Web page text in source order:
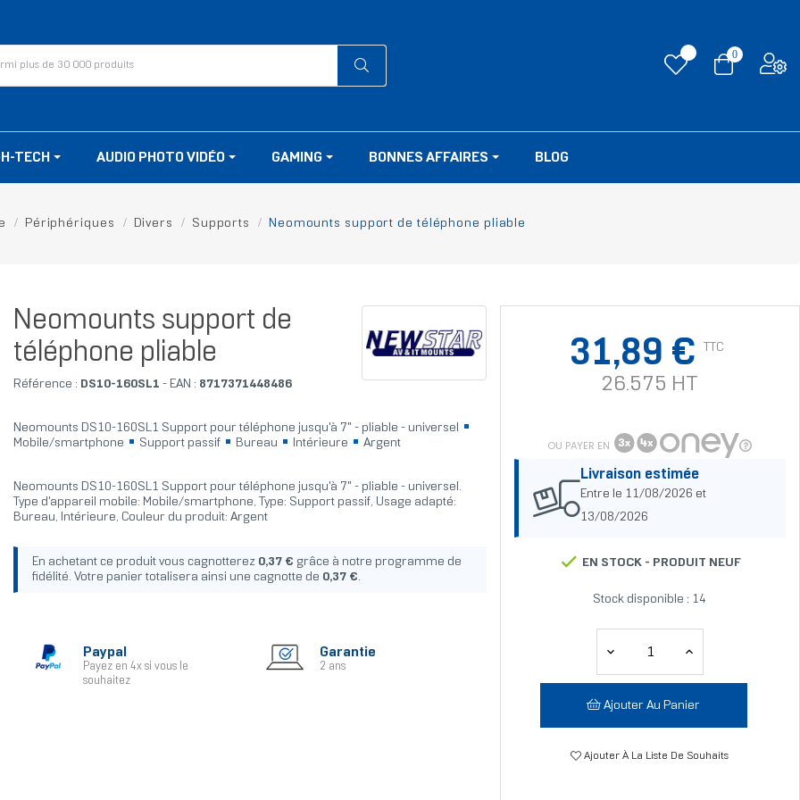
0
TECH AUDIO PHOTO VIDÉO GAMING BONNES AFFAIRES BLOG
Périphériques Divers Supports Neomounts support de téléphone pliable
Neomounts support de
téléphone pliable
Référence : DS10-160SL1 - EAN : 8717371448486
Neomounts DS10-160SL1 Support pour téléphone jusqu'à 7" - pliable - universel
Mobile/smartphone
Support passif Bureau Intérieure Argent
Neomounts DS10-160SL1 Support pour téléphone jusqu'à 7" - pliable - universel.
Type d'appareil mobile: Mobile/smartphone, Type: Support passif, Usage adapté:
Bureau, Intérieure, Couleur du produit: Argent
En achetant ce produit vous cagnotterez 0,37 € grâce à notre programme de
fidélité. Votre panier totalisera ainsi une cagnotte de 0,37 €.
Paypal
Payez en 4x si vous le
souhaitez
Garantie
2 ans
31,89 € TTC
26.575 HT
OU PAYER EN
Livraison estimée
Entre le 11/08/2026 et
13/08/2026
EN STOCK - PRODUIT NEUF
Stock disponible : 14
Ajouter Au Panier
Ajouter À La Liste De Souhaits